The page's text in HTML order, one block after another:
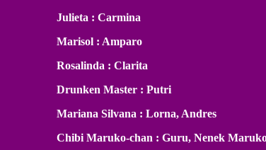
Julieta : Carmina
Marisol : Amparo
Rosalinda : Clarita
Drunken Master : Putri
Mariana Silvana : Lorna, Andres
Chibi Maruko-chan : Guru, Nenek